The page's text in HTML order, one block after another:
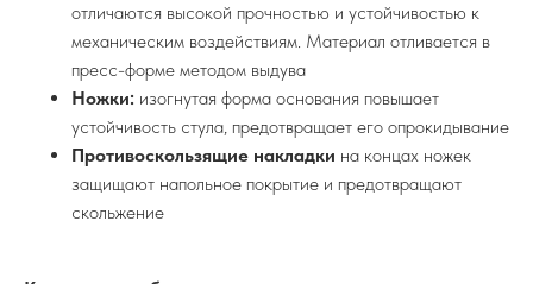
отличаются высокой прочностью и устойчивостью к
механическим воздействиям. Материал отливается в
пресс-форме методом выдува
Ножки: изогнутая форма основания повышает
устойчивость стула, предотвращает его опрокидывание
Противоскользящие накладки на концах ножек
защищают напольное покрытие и предотвращают
скольжение